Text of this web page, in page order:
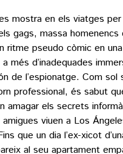
CALAIX
VEURE TOTES
AGENDA
BLOGOSFERA
mostra en els viatges
gags, massa homenencs
ritme pseudo còmic en
més d’inadequades
de l’espionatge. Com sol
professional, és sabut
amagar els secrets
viuen a Los
que un dia l’ex-xicot
al seu apartament